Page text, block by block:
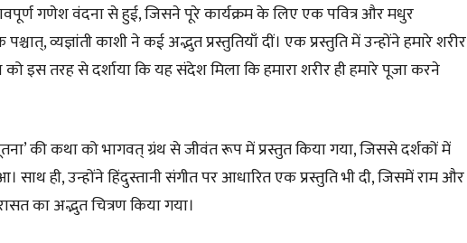
गणेश वंदना से हुई, जिसने पूरे कार्यक्रम के लिए एक पवित्र और मधुर
व्यज्ञांती काशी ने कई अद्भुत प्रस्तुतियाँ दीं। एक प्रस्तुति में उन्होंने हमारे शरीर
इस तरह से दर्शाया कि यह संदेश मिला कि हमारा शरीर ही हमारे पूजा करने
की कथा को भागवत् ग्रंथ से जीवंत रूप में प्रस्तुत किया गया, जिससे दर्शकों में
ही, उन्होंने हिंदुस्तानी संगीत पर आधारित एक प्रस्तुति भी दी, जिसमें राम और
का अद्भुत चित्रण किया गया।